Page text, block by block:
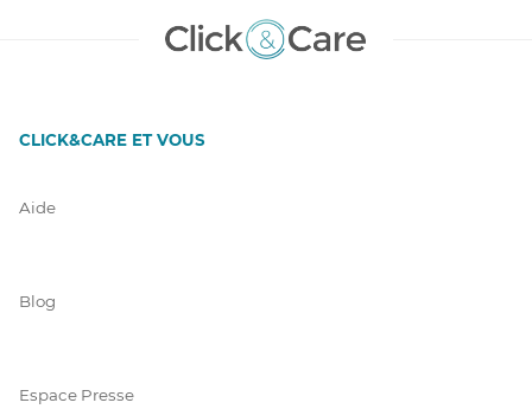
CLICK&CARE ET VOUS
Aide
Blog
Espace Presse